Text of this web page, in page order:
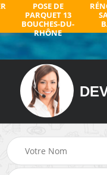
POSE DE
PARQUET 13
BOUCHES-DU-
RHÔNE